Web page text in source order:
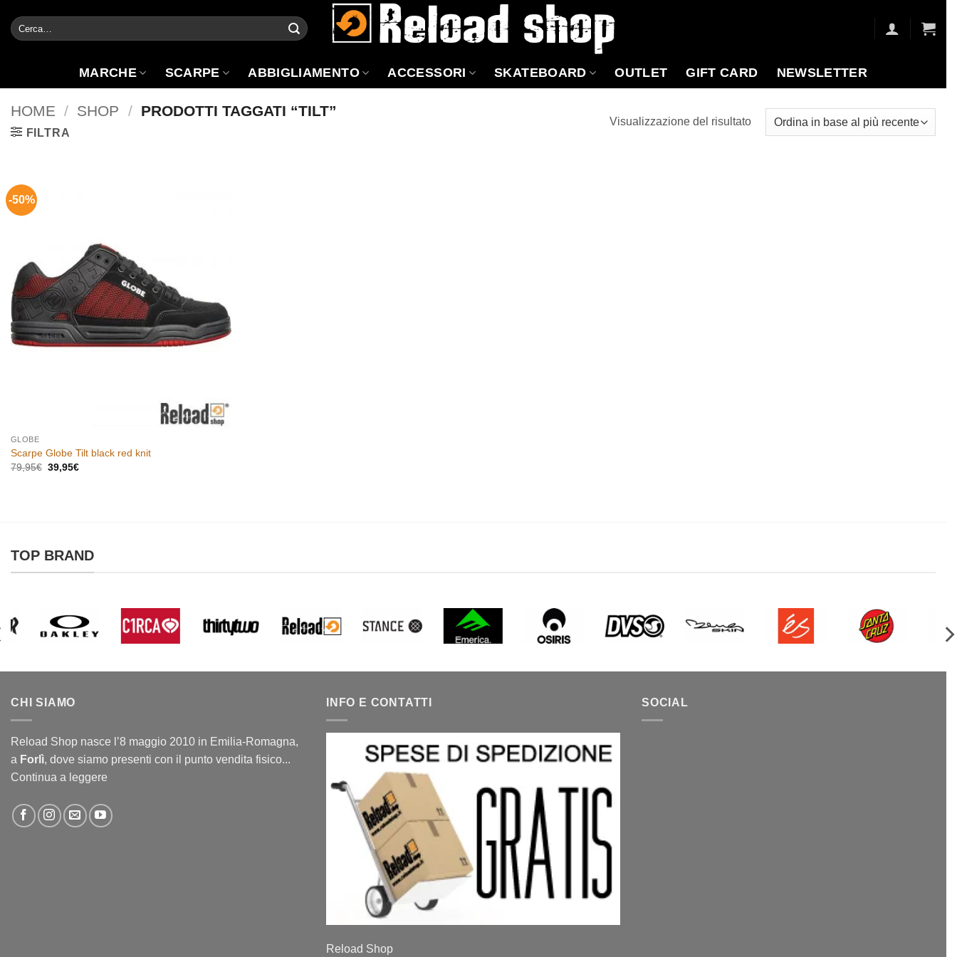
contenuti
Cerca:
MARCHE SCARPE ABBIGLIAMENTO ACCESSORI SKATEBOARD OUTLET GIFT CARD NEWSLETTER
HOME / SHOP / PRODOTTI TAGGATI “TILT”
FILTRA
Visualizzazione del risultato
-50%
GLOBE
Scarpe Globe Tilt black red knit
79,95€ Il
39,95€Il
TOP BRAND
CHI SIAMO
Reload Shop nasce l’8 maggio 2010 in Emilia-Romagna,
a Forlì, dove siamo presenti con il punto vendita fisico...
Continua a leggere
INFO E CONTATTI
Reload Shop
SOCIAL